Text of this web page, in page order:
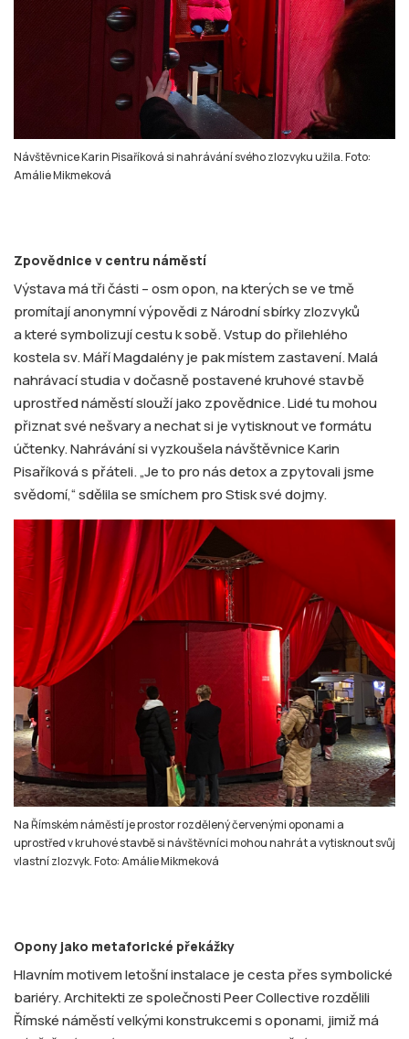
Návštěvnice Karin Pisaříková si nahrávání svého zlozvyku užila. Foto:
Amálie Mikmeková
Zpovědnice v centru náměstí
Výstava má tři části – osm opon, na kterých se ve tmě
promítají anonymní výpovědi z Národní sbírky zlozvyků
a které symbolizují cestu k sobě. Vstup do přilehlého
kostela sv. Máří Magdalény je pak místem zastavení. Malá
nahrávací studia v dočasně postavené kruhové stavbě
uprostřed náměstí slouží jako zpovědnice. Lidé tu mohou
přiznat své nešvary a nechat si je vytisknout ve formátu
účtenky. Nahrávání si vyzkoušela návštěvnice Karin
Pisaříková s přáteli. „Je to pro nás detox a zpytovali jsme
svědomí,“ sdělila se smíchem pro Stisk své dojmy.
Na Římském náměstí je prostor rozdělený červenými oponami a
uprostřed v kruhové stavbě si návštěvníci mohou nahrát a vytisknout svůj
vlastní zlozvyk. Foto: Amálie Mikmeková
Opony jako metaforické překážky
Hlavním motivem letošní instalace je cesta přes symbolické
bariéry. Architekti ze společnosti Peer Collective rozdělili
Římské náměstí velkými konstrukcemi s oponami, jimiž má